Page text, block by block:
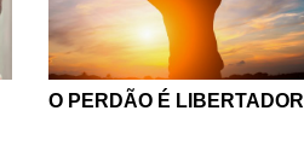
O PERDÃO É LIBERTADOR